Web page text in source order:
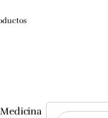
Medicina